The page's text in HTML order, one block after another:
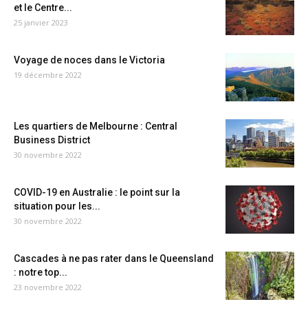
et le Centre...
25 janvier 2023
Voyage de noces dans le Victoria
19 décembre 2022
Les quartiers de Melbourne : Central
Business District
30 novembre 2022
COVID-19 en Australie : le point sur la
situation pour les...
30 novembre 2022
Cascades à ne pas rater dans le Queensland
: notre top...
23 novembre 2022